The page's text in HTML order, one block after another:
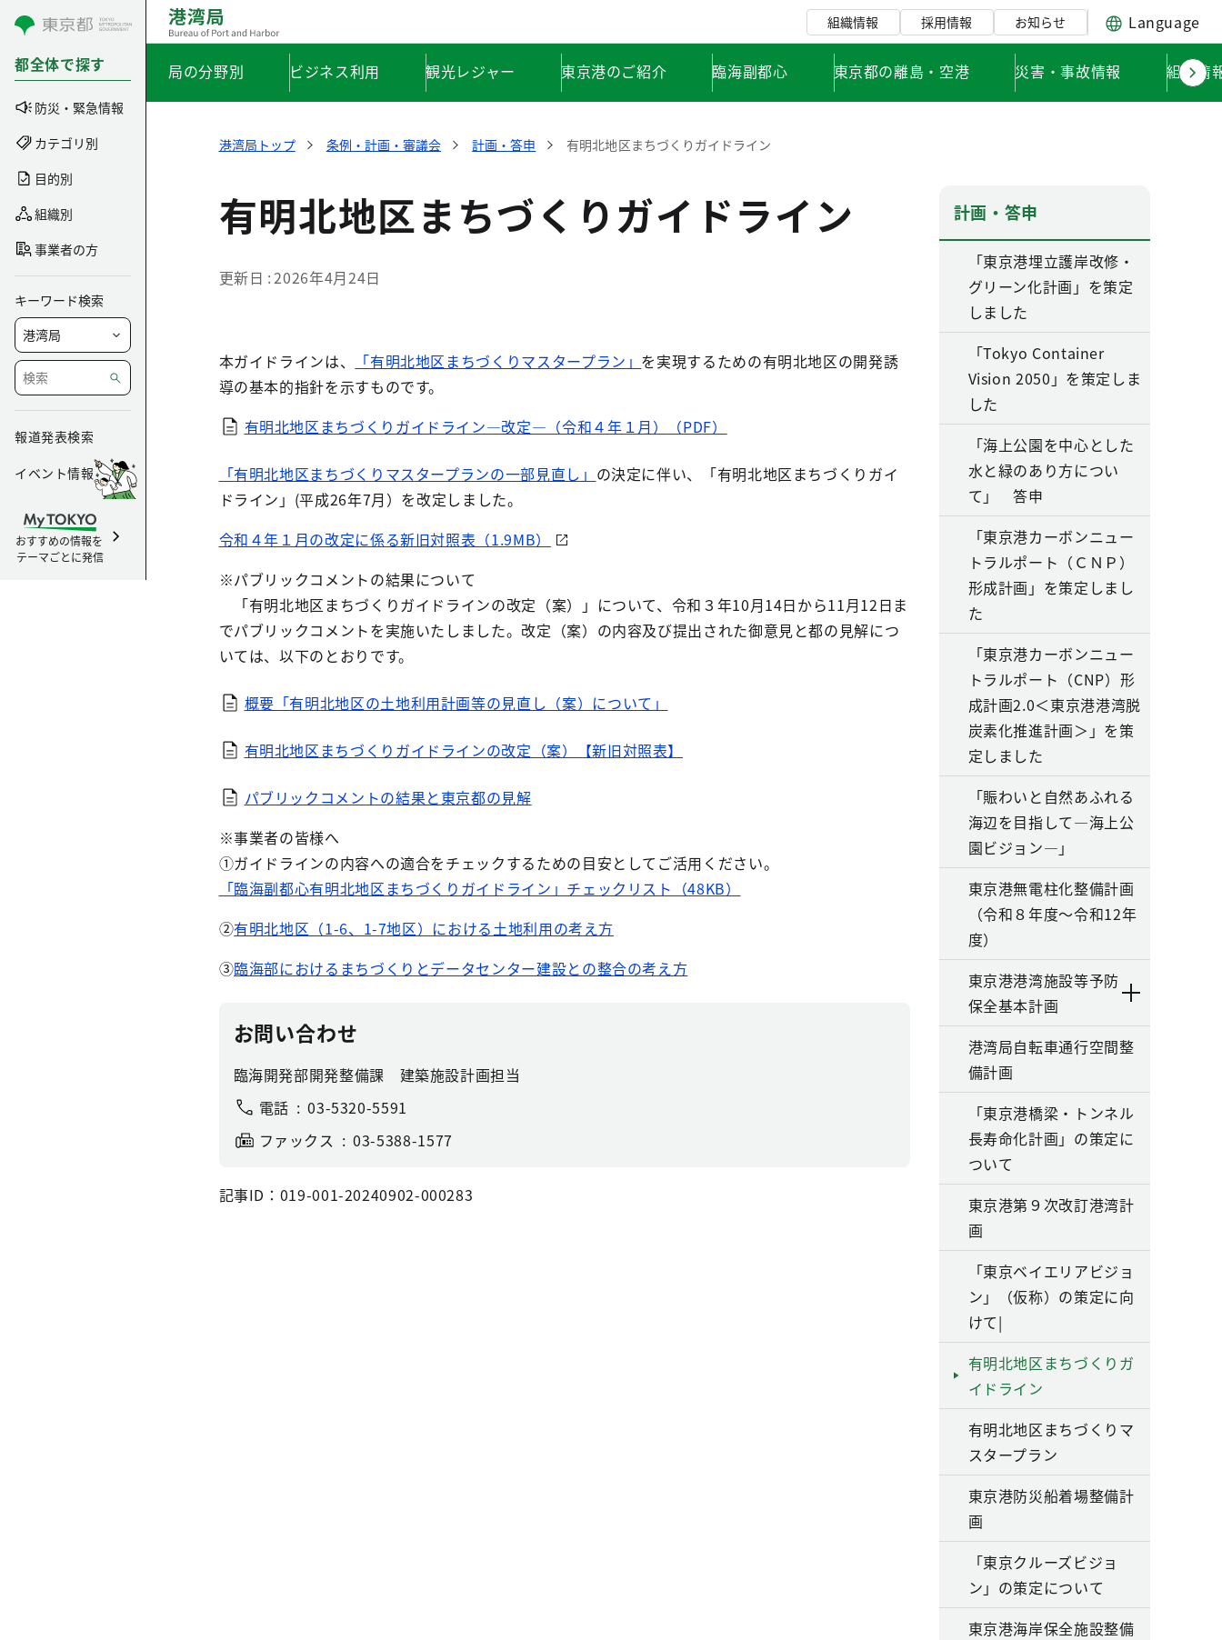
コンテンツにスキップ
都全体で探す
防災・緊急情報
カテゴリ別
目的別
組織別
事業者の方
キーワード検索
報道発表検索
イベント情報
おすすめの情報を
テーマごとに発信
組織情報 採用情報 お知らせ Language
局の分野別 ビジネス利用 観光レジャー 東京港のご紹介 臨海副都心 東京都の離島・空港 災害・事故情報 組織情
港湾局トップ 条例・計画・審議会 計画・答申 有明北地区まちづくりガイドライン
有明北地区まちづくりガイドライン
更新日 2026年4月24日
本ガイドラインは、 「有明北地区まちづくりマスタープラン」 を実現するための有明北地区の開発誘
導の基本的指針を示すものです。
有明北地区まちづくりガイドライン―改定―（令和４年１月）（PDF）
「有明北地区まちづくりマスタープランの一部見直し」 の決定に伴い、「有明北地区まちづくりガイ
ドライン」(平成26年7月）を改定しました。
令和４年１月の改定に係る新旧対照表（1.9MB）
※パブリックコメントの結果について
「有明北地区まちづくりガイドラインの改定（案）」について、令和３年10月14日から11月12日ま
でパブリックコメントを実施いたしました。改定（案）の内容及び提出された御意見と都の見解につ
いては、以下のとおりです。
概要「有明北地区の土地利用計画等の見直し（案）について」
有明北地区まちづくりガイドラインの改定（案）【新旧対照表】
パブリックコメントの結果と東京都の見解
※事業者の皆様へ
①ガイドラインの内容への適合をチェックするための目安としてご活用ください。
「臨海副都心有明北地区まちづくりガイドライン」チェックリスト（48KB）
②有明北地区（1-6、1-7地区）における土地利用の考え方
③臨海部におけるまちづくりとデータセンター建設との整合の考え方
お問い合わせ
臨海開発部開発整備課 建築施設計画担当
電話
03-5320-5591
ファックス
03-5388-1577
記事ID：019-001-20240902-000283
計画・答申
「東京港埋立護岸改修・
グリーン化計画」を策定
しました
「Tokyo Container
Vision 2050」を策定しま
した
「海上公園を中心とした
水と緑のあり方につい
て」 答申
「東京港カーボンニュー
トラルポート（ＣＮＰ）
形成計画」を策定しまし
た
「東京港カーボンニュー
トラルポート（CNP）形
成計画2.0＜東京港港湾脱
炭素化推進計画＞」を策
定しました
「賑わいと自然あふれる
海辺を目指して―海上公
園ビジョン―」
東京港無電柱化整備計画
（令和８年度～令和12年
度）
東京港港湾施設等予防
保全基本計画
港湾局自転車通行空間整
備計画
「東京港橋梁・トンネル
長寿命化計画」の策定に
ついて
東京港第９次改訂港湾計
画
「東京ベイエリアビジョ
ン」（仮称）の策定に向
けて|
有明北地区まちづくりガ
イドライン
有明北地区まちづくりマ
スタープラン
東京港防災船着場整備計
画
「東京クルーズビジョ
ン」の策定について
東京港海岸保全施設整備